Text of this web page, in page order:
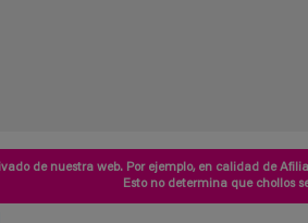
de nuestra web. Por ejemplo, en calidad de
Esto no determina que chollos